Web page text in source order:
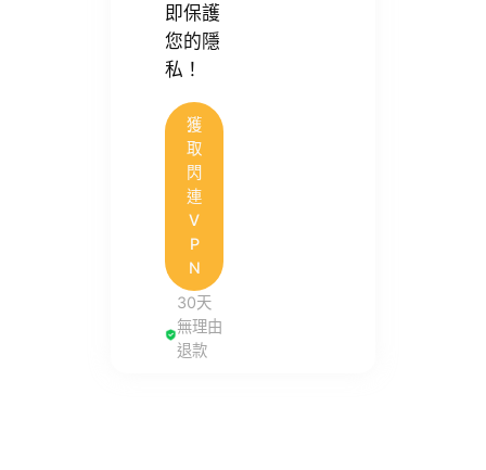
即保護
您的隱
私！
獲
取
閃
連
V
P
N
30天
無理由
退款